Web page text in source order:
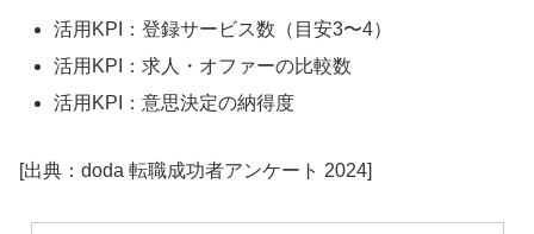
活用KPI：登録サービス数（目安3〜4）
活用KPI：求人・オファーの比較数
活用KPI：意思決定の納得度
[出典：doda 転職成功者アンケート 2024]